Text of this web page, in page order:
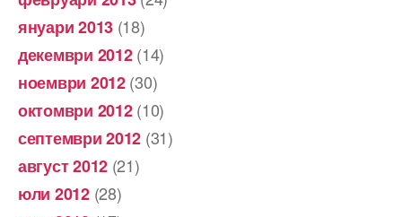
януари 2013 (18)
декември 2012(14)
ноември 2012(30)
октомври 2012(10)
септември 2012 (31)
август 2012 (21)
юли 2012(28)